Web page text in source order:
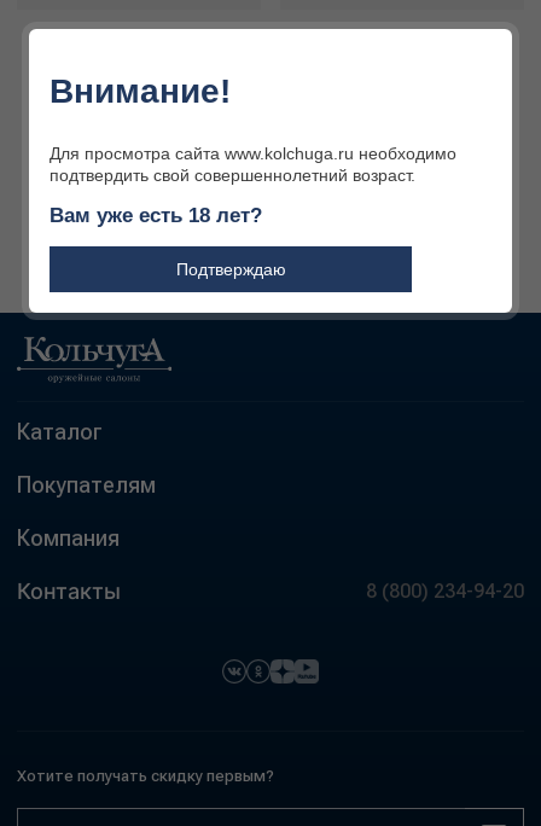
Каталог
Покупателям
Компания
Контакты 8 (800) 234-94-20
Хотите получать скидку первым?
Внимание!
Для просмотра сайта www.kolchuga.ru необходимо
подтвердить свой совершеннолетний возраст.
Вам уже есть 18 лет?
Подтверждаю